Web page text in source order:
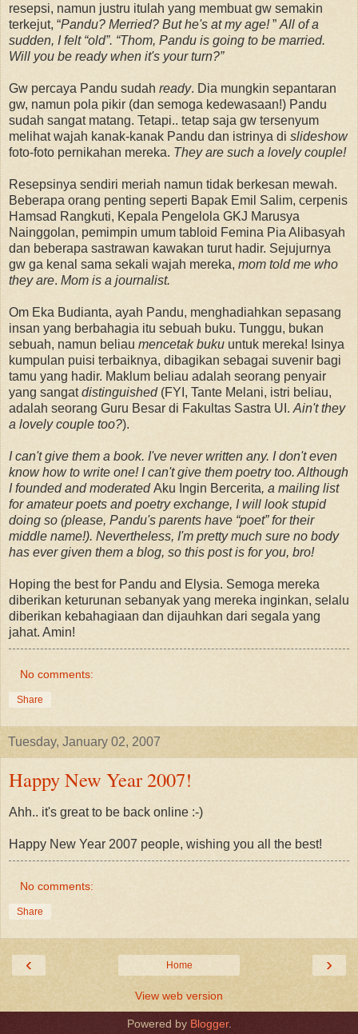
resepsi, namun justru itulah yang membuat gw semakin
terkejut, “Pandu? Merried? But he's at my age!” All of a
sudden, I felt “old”. “Thom, Pandu is going to be married.
Will you be ready when it's your turn?”
Gw percaya Pandu sudah ready. Dia mungkin sepantaran
gw, namun pola pikir (dan semoga kedewasaan!) Pandu
sudah sangat matang. Tetapi.. tetap saja gw tersenyum
melihat wajah kanak-kanak Pandu dan istrinya di slideshow
foto-foto pernikahan mereka. They are such a lovely couple!
Resepsinya sendiri meriah namun tidak berkesan mewah.
Beberapa orang penting seperti Bapak Emil Salim, cerpenis
Hamsad Rangkuti, Kepala Pengelola GKJ Marusya
Nainggolan, pemimpin umum tabloid Femina Pia Alibasyah
dan beberapa sastrawan kawakan turut hadir. Sejujurnya
gw ga kenal sama sekali wajah mereka, mom told me who
they are. Mom is a journalist.
Om Eka Budianta, ayah Pandu, menghadiahkan sepasang
insan yang berbahagia itu sebuah buku. Tunggu, bukan
sebuah, namun beliau mencetak buku untuk mereka! Isinya
kumpulan puisi terbaiknya, dibagikan sebagai suvenir bagi
tamu yang hadir. Maklum beliau adalah seorang penyair
yang sangatdistinguished (FYI, Tante Melani, istri beliau,
adalah seorang Guru Besar di Fakultas Sastra UI. Ain't they
a lovely couple too?).
I can't give them a book. I've never written any. I don't even
know how to write one! I can't give them poetry too. Although
I founded and moderatedAku Ingin Bercerita, a mailing list
for amateur poets and poetry exchange, I will look stupid
doing so (please, Pandu's parents have “poet” for their
middle name!). Nevertheless, I'm pretty much sure no body
has ever given them a blog, so this post is for you, bro!
Hoping the best for Pandu and Elysia. Semoga mereka
diberikan keturunan sebanyak yang mereka inginkan, selalu
diberikan kebahagiaan dan dijauhkan dari segala yang
jahat. Amin!
No comments:
Share
Tuesday, January 02, 2007
Happy New Year 2007!
Ahh.. it's great to be back online :-)
Happy New Year 2007 people, wishing you all the best!
No comments:
Share
‹ ›
Home
View web version
Powered by Blogger.